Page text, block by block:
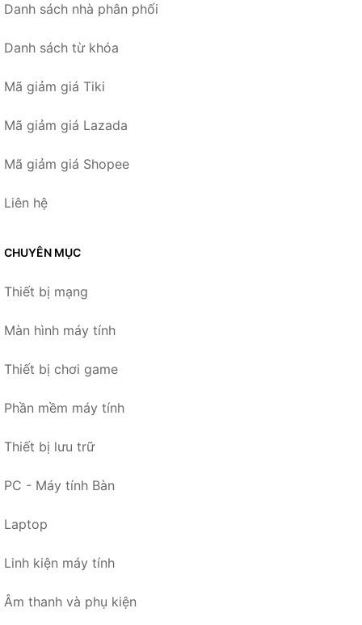
Danh sách nhà phân phối
Danh sách từ khóa
Mã giảm giá Tiki
Mã giảm giá Lazada
Mã giảm giá Shopee
Liên hệ
CHUYÊN MỤC
Thiết bị mạng
Màn hình máy tính
Thiết bị chơi game
Phần mềm máy tính
Thiết bị lưu trữ
PC - Máy tính Bàn
Laptop
Linh kiện máy tính
Âm thanh và phụ kiện